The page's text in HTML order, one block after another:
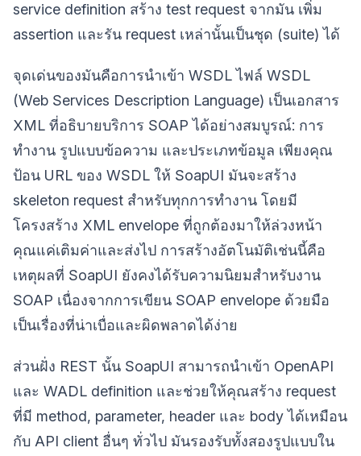
service definition สร้าง test request จากมัน เพิ่ม
assertion และรัน request เหล่านั้นเป็นชุด (suite) ได้
จุดเด่นของมันคือการนำเข้า WSDL ไฟล์ WSDL
(Web Services Description Language) เป็นเอกสาร
XML ที่อธิบายบริการ SOAP ได้อย่างสมบูรณ์: การ
ทำงาน รูปแบบข้อความ และประเภทข้อมูล เพียงคุณ
ป้อน URL ของ WSDL ให้ SoapUI มันจะสร้าง
skeleton request สำหรับทุกการทำงาน โดยมี
โครงสร้าง XML envelope ที่ถูกต้องมาให้ล่วงหน้า
คุณแค่เติมค่าและส่งไป การสร้างอัตโนมัติเช่นนี้คือ
เหตุผลที่ SoapUI ยังคงได้รับความนิยมสำหรับงาน
SOAP เนื่องจากการเขียน SOAP envelope ด้วยมือ
เป็นเรื่องที่น่าเบื่อและผิดพลาดได้ง่าย
ส่วนฝั่ง REST นั้น SoapUI สามารถนำเข้า OpenAPI
และ WADL definition และช่วยให้คุณสร้าง request
ที่มี method, parameter, header และ body ได้เหมือน
กับ API client อื่นๆ ทั่วไป มันรองรับทั้งสองรูปแบบใน